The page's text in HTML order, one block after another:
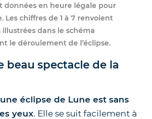
données en heure légale pour
Les chiffres de 1 à 7 renvoient
illustrées dans le schéma
le déroulement de l’éclipse.
beau spectacle de la
une éclipse de Lune est sans
yeux. Elle se suit facilement à